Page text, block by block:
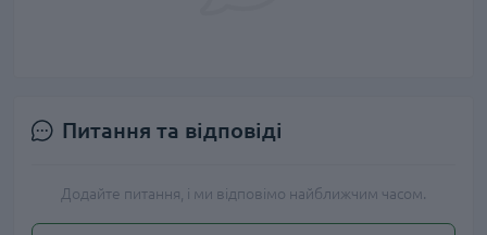
Питання та відповіді
Додайте питання, і ми відповімо найближчим часом.